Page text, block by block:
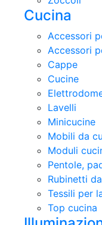
Cucina
Accessori
Accessori
Cappe
Cucine
Lavelli
Minicucine
Mobili da
Moduli
Pentole,
Rubinetti
Tessili per
Top cucina